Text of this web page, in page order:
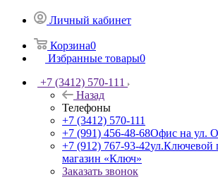
Личный кабинет
Корзина0
Избранные товары0
+7 (3412) 570-111
Назад
Телефоны
+7 (3412) 570-111
+7 (991) 456-48-68Офис на ул.
+7 (912) 767-93-42ул.Ключевой
магазин «Ключ»
Заказать звонок